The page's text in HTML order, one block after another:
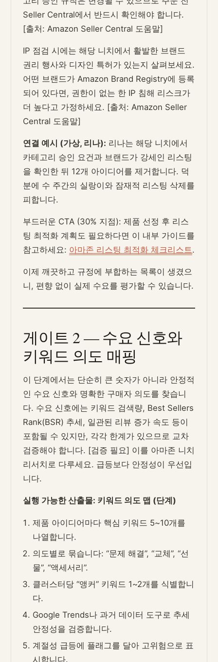
Seller Central에서 반드시 확인해야 합니다.
[출처: Amazon Seller Central 도움말]
IP 점검 시에는 해당 니치에서 활발한 브랜드
권리 행사와 디자인 특허가 있는지 살펴보세요.
어떤 브랜드가 Amazon Brand Registry에 등록
되어 있다면, 권한이 없는 한 IP 침해 리스크가
더 높다고 가정하세요. [출처: Amazon Seller
Central 도움말]
연결 예시 (가상, 리나): 리나는 해당 니치에서
카테고리 승인 요건과 브랜드가 강세인 리스팅
을 확인한 뒤 12개 아이디어를 제거합니다. 덕
분에 수 주간의 실랑이와 잠재적 리스팅 삭제를
피합니다.
부드러운 CTA (30% 지점): 제품 선정 후 리스
팅 최적화 계획도 필요하다면 이 내부 가이드를
참고하세요: 아마존 리스팅 최적화 체크리스트 .
이제 깨끗하고 규정에 부합하는 목록이 생겼으
니, 편향 없이 실제 수요를 평가할 수 있습니다.
게이트 2 — 수요 신호와
키워드 의도 매핑
이 단계에서는 단순히 큰 숫자가 아니라 안정적
인 수요 신호와 명확한 구매자 의도를 찾습니
다. 수요 신호에는 키워드 검색량, Best Sellers
Rank(BSR) 추세, 일관된 리뷰 증가 속도 등이
포함될 수 있지만, 각각 한계가 있으므로 교차
검증해야 합니다. [검증 필요] 이를 아마존 니치
리서치로 다루세요. 급등보다 안정성이 우선입
니다.
실행 가능한 산출물: 키워드 의도 맵 (단계)
제품 아이디어마다 핵심 키워드 5~10개를
나열합니다.
의도별로 묶습니다: “문제 해결”, “교체”, “선
물”, “액세서리”.
클러스터당 “앵커” 키워드 1~2개를 식별합니
다.
Google Trends나 과거 데이터 도구로 추세
안정성을 검증합니다.
계절성 급등에 플래그를 달아 고위험으로 표
시합니다.